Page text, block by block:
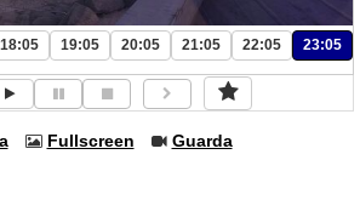
18:05 19:05 20:05 21:05 22:05 23:05
Fullscreen Guarda